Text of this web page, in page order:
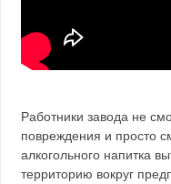
Работники завода не
повреждения и просто
алкогольного напитка
территорию вокруг